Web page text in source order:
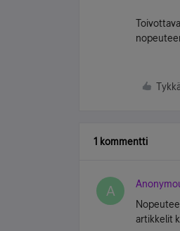
1 kommentti
A
artikkelit